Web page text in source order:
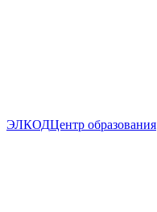
ЭЛКОДЦентр образования